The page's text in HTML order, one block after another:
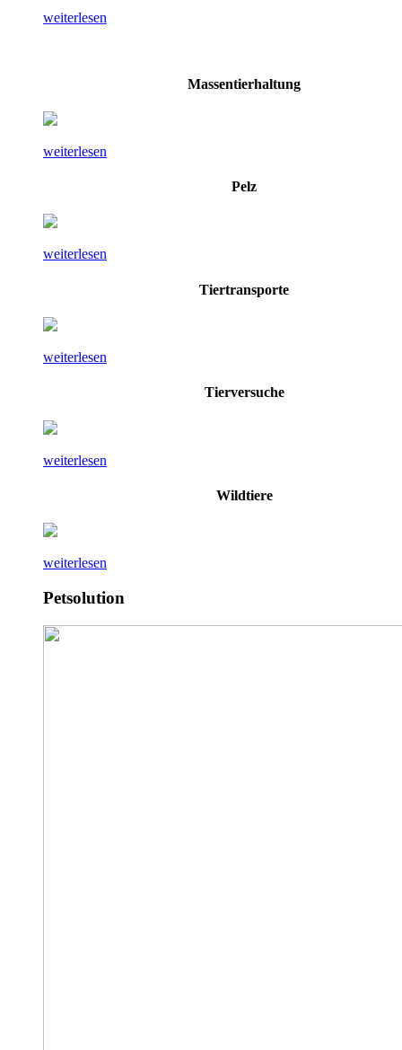
weiterlesen
Massentierhaltung
weiterlesen
Pelz
weiterlesen
Tiertransporte
weiterlesen
Tierversuche
weiterlesen
Wildtiere
weiterlesen
Petsolution